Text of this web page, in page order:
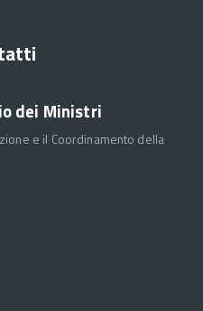
dei Ministri
e il Coordinamento della